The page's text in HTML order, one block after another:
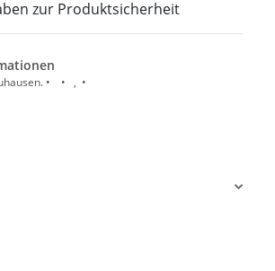
zur Produktsicherheit
• • , •